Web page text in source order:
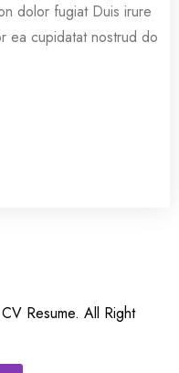
dolor fugiat Duis irure
ea cupidatat nostrud do
Resume. All Right